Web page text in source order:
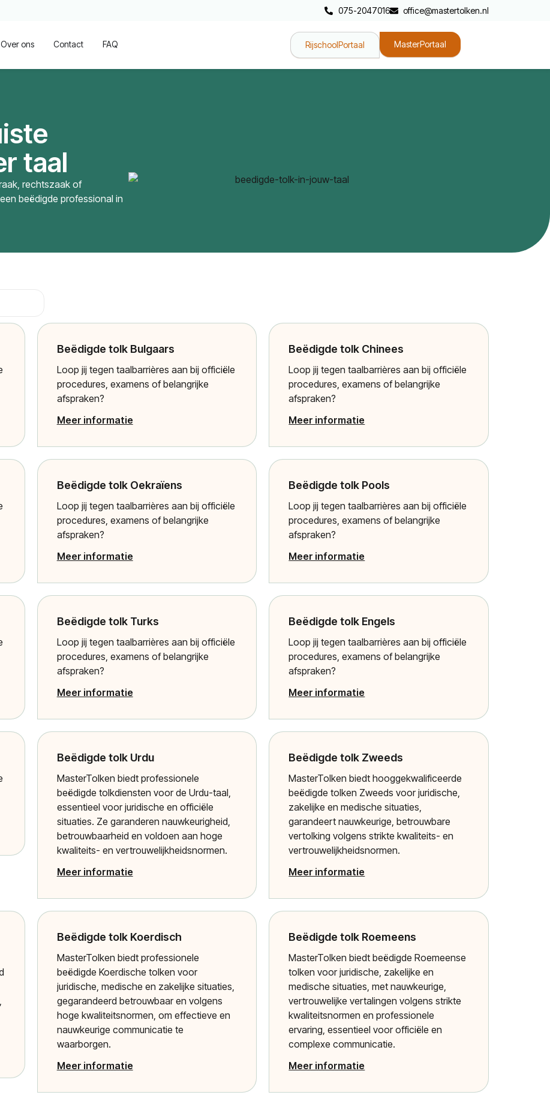
075-2047016 office@mastertolken.nl
Over ons Contact FAQ RijschoolPortaal MasterPortaal
taal
rechtszaak of
beëdigde professional in
Beëdigde tolk Bulgaars
Loop jij tegen taalbarrières aan bij officiële
procedures, examens of belangrijke
afspraken?
Meer informatie
Beëdigde tolk Chinees
Loop jij tegen taalbarrières aan bij officiële
procedures, examens of belangrijke
afspraken?
Meer informatie
Beëdigde tolk Oekraïens
Loop jij tegen taalbarrières aan bij officiële
procedures, examens of belangrijke
afspraken?
Meer informatie
Beëdigde tolk Pools
Loop jij tegen taalbarrières aan bij officiële
procedures, examens of belangrijke
afspraken?
Meer informatie
Beëdigde tolk Turks
Loop jij tegen taalbarrières aan bij officiële
procedures, examens of belangrijke
afspraken?
Meer informatie
Beëdigde tolk Engels
Loop jij tegen taalbarrières aan bij officiële
procedures, examens of belangrijke
afspraken?
Meer informatie
Beëdigde tolk Urdu
MasterTolken biedt professionele
beëdigde tolkdiensten voor de Urdu-taal,
essentieel voor juridische en officiële
situaties. Ze garanderen nauwkeurigheid,
betrouwbaarheid en voldoen aan hoge
kwaliteits- en vertrouwelijkheidsnormen.
Meer informatie
Beëdigde tolk Zweeds
MasterTolken biedt hooggekwalificeerde
beëdigde tolken Zweeds voor juridische,
zakelijke en medische situaties,
garandeert nauwkeurige, betrouwbare
vertolking volgens strikte kwaliteits- en
vertrouwelijkheidsnormen.
Meer informatie
Beëdigde tolk Koerdisch
MasterTolken biedt professionele
beëdigde Koerdische tolken voor
juridische, medische en zakelijke situaties,
gegarandeerd betrouwbaar en volgens
hoge kwaliteitsnormen, om effectieve en
nauwkeurige communicatie te
waarborgen.
Meer informatie
Beëdigde tolk Roemeens
MasterTolken biedt beëdigde Roemeense
tolken voor juridische, zakelijke en
medische situaties, met nauwkeurige,
vertrouwelijke vertalingen volgens strikte
kwaliteitsnormen en professionele
ervaring, essentieel voor officiële en
complexe communicatie.
Meer informatie